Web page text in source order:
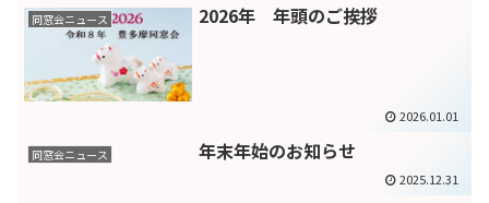
同窓会ニュース 2026年 年頭のご挨拶
2026.01.01
同窓会ニュース 年末年始のお知らせ
2025.12.31